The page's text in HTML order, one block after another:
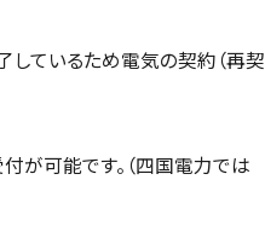
ているため電気の契約（再契
付が可能です。（四国電力では